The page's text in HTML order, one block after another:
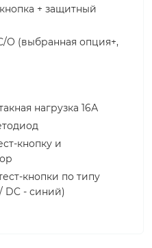
+ защитный
О (выбранная опция+,
нагрузка 16А
кнопку и
кнопки по типу
DC - синий)